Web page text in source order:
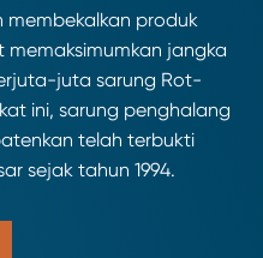
membekalkan produk
jangka
juta sarung Rot-
ini, sarung penghalang
telah terbukti
sejak tahun 1994.